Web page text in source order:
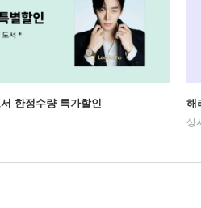
한정수량 특가할인 해
상